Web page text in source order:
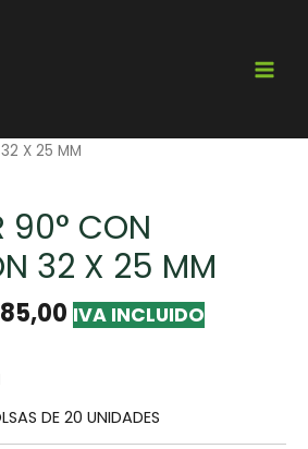
X 25 MM
90° CON
32 X 25 MM
IVA INCLUIDO
DE 20 UNIDADES